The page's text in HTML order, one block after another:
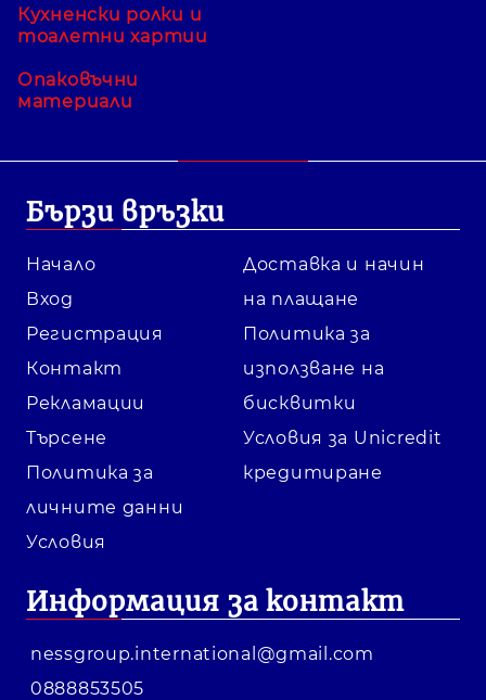
Кухненски ролки и
тоалетни хартии
Опаковъчни
материали
Бързи връзки
Начало
Вход
Регистрация
Контакт
Рекламации
Търсене
Политика за
личните данни
Условия
Доставка и начин
на плащане
Политика за
използване на
бисквитки
Условия за Unicredit
кредитиране
Информация за контакт
nessgroup.international@gmail.com
0888853505